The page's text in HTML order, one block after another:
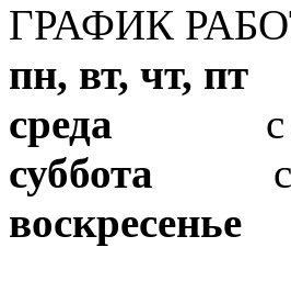
ГРАФИК
пн, вт, чт, пт
среда с
суббота с
воскресенье